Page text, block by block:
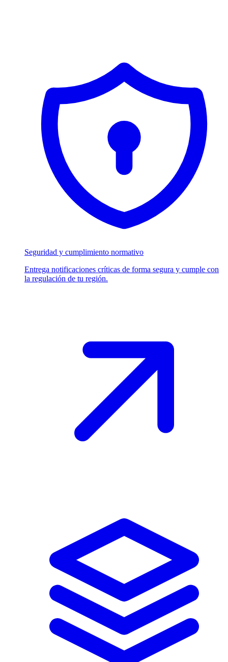
Seguridad y cumplimiento normativo
Entrega notificaciones críticas de forma segura y cumple con
la regulación de tu región.